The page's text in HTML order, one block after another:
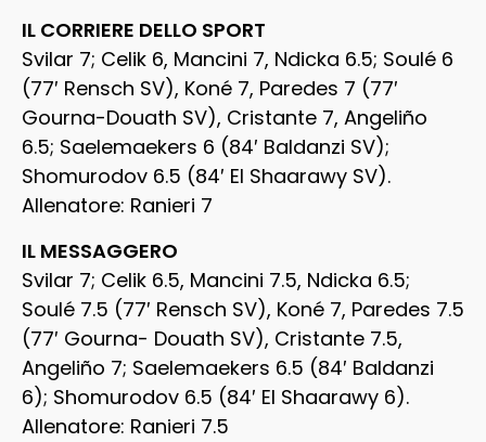
IL CORRIERE DELLO SPORT
Svilar 7; Celik 6, Mancini 7, Ndicka 6.5; Soulé 6
(77′ Rensch SV), Koné 7, Paredes 7 (77′
Gourna-Douath SV), Cristante 7, Angeliño
6.5; Saelemaekers 6 (84′ Baldanzi SV);
Shomurodov 6.5 (84′ El Shaarawy SV).
Allenatore: Ranieri 7
IL MESSAGGERO
Svilar 7; Celik 6.5, Mancini 7.5, Ndicka 6.5;
Soulé 7.5 (77′ Rensch SV), Koné 7, Paredes 7.5
(77′ Gourna- Douath SV), Cristante 7.5,
Angeliño 7; Saelemaekers 6.5 (84′ Baldanzi
6); Shomurodov 6.5 (84′ El Shaarawy 6).
Allenatore: Ranieri 7.5